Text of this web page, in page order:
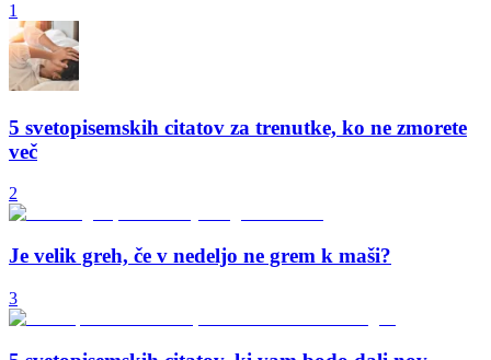
1
5 svetopisemskih citatov za trenutke, ko ne zmorete
več
2
Je velik greh, če v nedeljo ne grem k maši?
3